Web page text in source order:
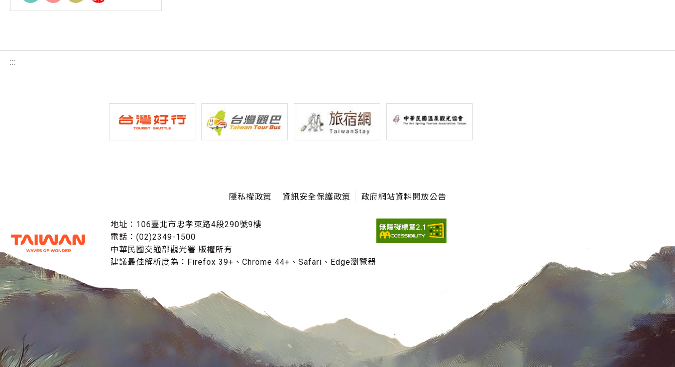
:::
隱私權政策 資訊安全保護政策 政府網站資料開放公告
地址：106臺北市忠孝東路4段290號9樓
電話：(02)2349-1500
中華民國交通部觀光署 版權所有
建議最佳解析度為：Firefox 39+、Chrome 44+、Safari、Edge瀏覽器